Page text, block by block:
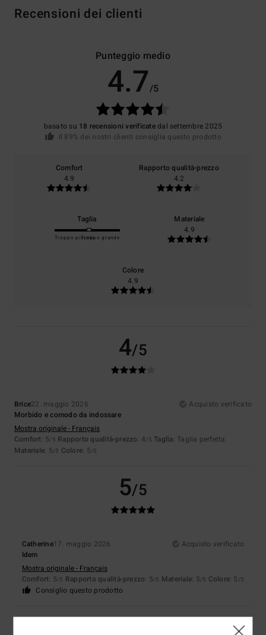
Recensioni dei clienti
Punteggio medio
4.7/5
basato su 18 recensioni verificatedal settembre 2025
Il 89% dei nostri clienti consiglia questo prodotto
Comfort
4.9
Rapporto qualità-prezzo
4.2
Taglia
Troppo piccoloTroppo grande
Materiale
4.9
Colore
4.9
4/5
Brice22. maggio 2026
Acquisto verificato
Morbido e comodo da indossare
Mostra originale - Français
Comfort: 5/5 Rapporto qualità-prezzo: 4/5 Taglia: Taglia perfetta
Materiale: 5/5 Colore: 5/5
5/5
Catherine17. maggio 2026
Acquisto verificato
Idem
Mostra originale - Français
Comfort: 5/5 Rapporto qualità-prezzo: 5/5 Materiale: 5/5 Colore: 5 /5
Consiglio questo prodotto
5